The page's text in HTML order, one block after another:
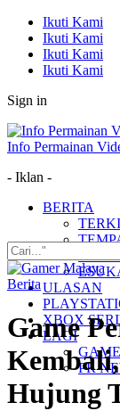
Ikuti Kami
Ikuti Kami
Ikuti Kami
Ikuti Kami
Sign in
Info Permainan
- Iklan -
BERITA
ULASAN
XBOX
LAGI
PR
Berita
Game
Hujung